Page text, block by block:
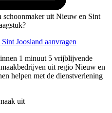
schoonmaker uit Nieuw en Sint
Joosland aanvragen
1 minuut 5 vrijblijvende
uit regio Nieuw en
helpen met de dienstverlening
uit